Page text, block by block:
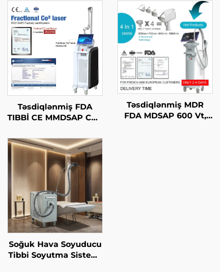
Təsdiqlənmiş FDA
TIBBİ CE MMDSAP CO2
Maşını
Təsdiqlənmiş MDR
FDA MDSAP 600 Vt,
Soğuk Hava Soyuducu
Tibbi Soyutma Sistemi